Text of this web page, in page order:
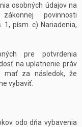
osobných údajov na
povinnosti
1, písm. c) Nariadenia,
pre potvrdenia
na uplatnenie práv
mať za následok, že
vybaviť.
odo dňa vybavenia